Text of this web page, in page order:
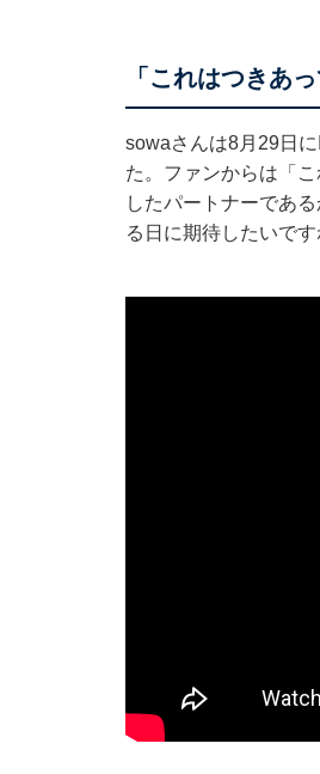
「これはつきあ
sowaさんは8月29日
た。ファンからは「
したパートナーであ
る日に期待したいです